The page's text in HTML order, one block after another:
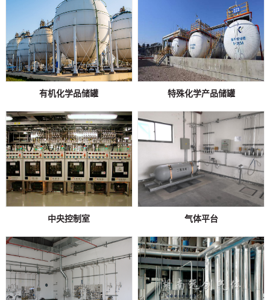
有机化学品储罐 特殊化学产品储罐
中央控制室 气体平台